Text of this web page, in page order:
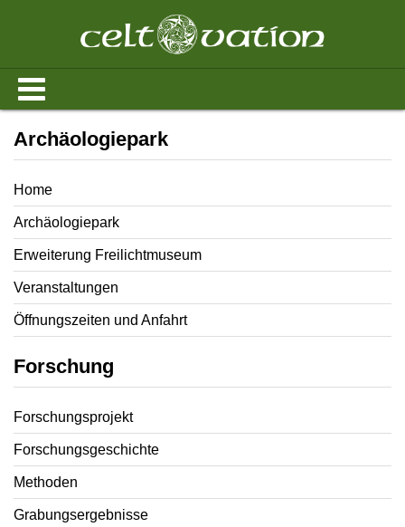
Archäologiepark
Home
Archäologiepark
Erweiterung Freilichtmuseum
Veranstaltungen
Öffnungszeiten und Anfahrt
Forschung
Forschungsprojekt
Forschungsgeschichte
Methoden
Grabungsergebnisse